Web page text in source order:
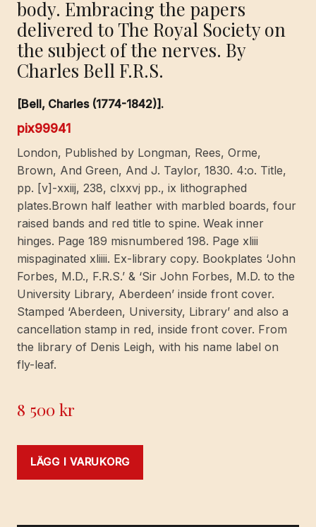
body. Embracing the papers
delivered to The Royal Society on
the subject of the nerves. By
Charles Bell F.R.S.
[Bell, Charles (1774-1842)].
pix99941
London, Published by Longman, Rees, Orme,
Brown, And Green, And J. Taylor, 1830. 4:o. Title,
pp. [v]-xxiij, 238, clxxvj pp., ix lithographed
plates.Brown half leather with marbled boards, four
raised bands and red title to spine. Weak inner
hinges. Page 189 misnumbered 198. Page xliii
mispaginated xliiii. Ex-library copy. Bookplates ‘John
Forbes, M.D., F.R.S.’ & ‘Sir John Forbes, M.D. to the
University Library, Aberdeen’ inside front cover.
Stamped ‘Aberdeen, University, Library’ and also a
cancellation stamp in red, inside front cover. From
the library of Denis Leigh, with his name label on
fly-leaf.
8 500kr
LÄGG I VARUKORG